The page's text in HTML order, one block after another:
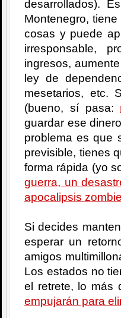
desarrollados).
Montenegro,
cosas y puede
irresponsable,
ingresos,
ley de
mesetarios, etc.
(bueno, sí pasa:
guardar ese
problema es que
previsible, tienes
forma rápida (yo
guerra, un
apocalipsis
Si decides
esperar un
amigos
Los estados no
el retrete, lo más
empujarán para